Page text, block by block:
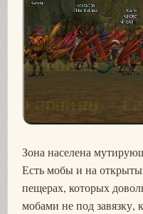
Зона населена
Есть мобы и на
пещерах, которых
мобами не под завязку,